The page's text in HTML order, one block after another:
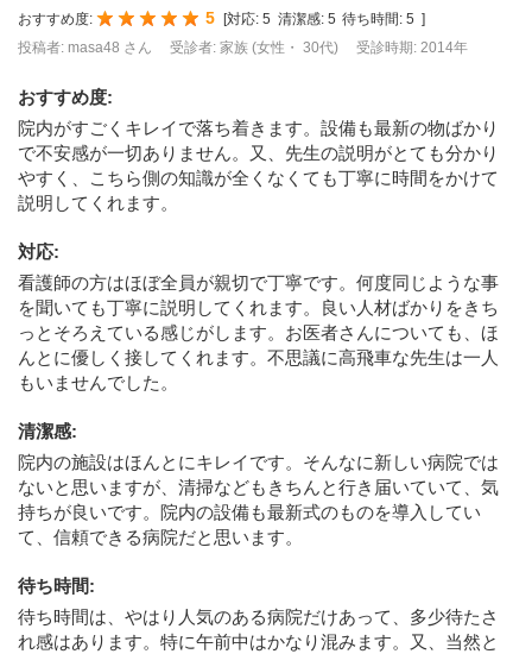
おすすめ度: 5 対応: 5 清潔感: 5 待ち時間: 5
投稿者: masa48 さん
受診者: 家族 (女性・ 30代) 受診時期: 2014年
おすすめ度:
院内がすごくキレイで落ち着きます。設備も最新の物ばかり
で不安感が一切ありません。又、先生の説明がとても分かり
やすく、こちら側の知識が全くなくても丁寧に時間をかけて
説明してくれます。
対応:
看護師の方はほぼ全員が親切で丁寧です。何度同じような事
を聞いても丁寧に説明してくれます。良い人材ばかりをきち
っとそろえている感じがします。お医者さんについても、ほ
んとに優しく接してくれます。不思議に高飛車な先生は一人
もいませんでした。
清潔感:
院内の施設はほんとにキレイです。そんなに新しい病院では
ないと思いますが、清掃などもきちんと行き届いていて、気
持ちが良いです。院内の設備も最新式のものを導入してい
て、信頼できる病院だと思います。
待ち時間:
待ち時間は、やはり人気のある病院だけあって、多少待たさ
れ感はあります。特に午前中はかなり混みます。又、当然と